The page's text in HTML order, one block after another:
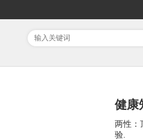
健康
两性：顶入花心
验.